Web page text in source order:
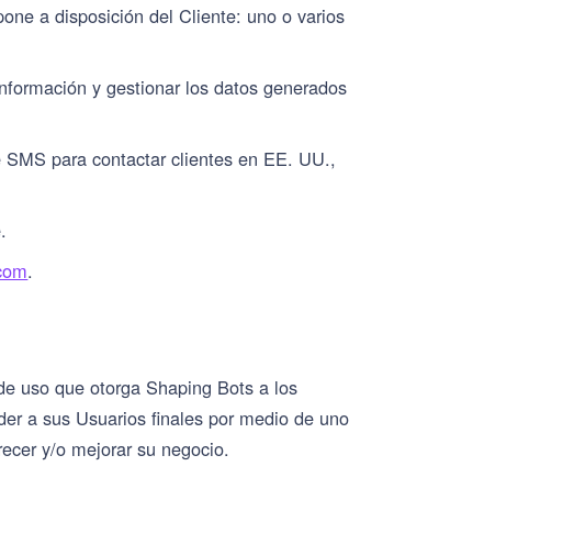
a disposición del Cliente: uno o varios
y gestionar los datos generados
para contactar clientes en EE. UU.,
.
uso que otorga Shaping Bots a los
a sus Usuarios finales por medio de uno
y/o mejorar su negocio.